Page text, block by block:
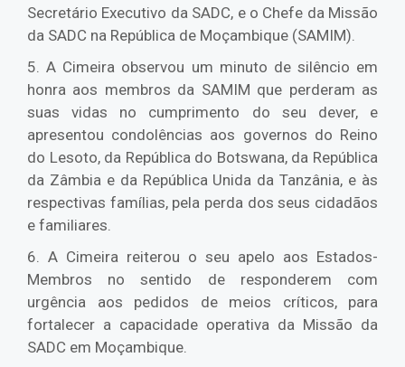
Secretário Executivo da SADC, e o Chefe da Missão
da SADC na República de Moçambique (SAMIM).
5. A Cimeira observou um minuto de silêncio em
honra aos membros da SAMIM que perderam as
suas vidas no cumprimento do seu dever, e
apresentou condolências aos governos do Reino
do Lesoto, da República do Botswana, da República
da Zâmbia e da República Unida da Tanzânia, e às
respectivas famílias, pela perda dos seus cidadãos
e familiares.
6. A Cimeira reiterou o seu apelo aos Estados-
Membros no sentido de responderem com
urgência aos pedidos de meios críticos, para
fortalecer a capacidade operativa da Missão da
SADC em Moçambique.